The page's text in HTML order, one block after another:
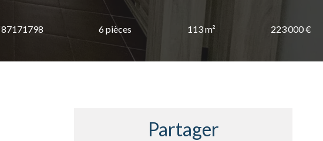
87171798 6 pièces 113 m² 223 000 €
Partager